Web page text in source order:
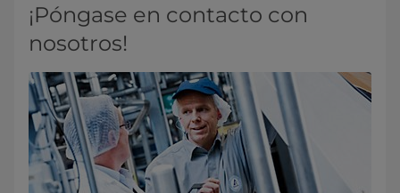
¡Póngase en contacto con
nosotros!